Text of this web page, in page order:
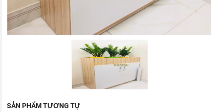
SẢN PHẨM TƯƠNG TỰ